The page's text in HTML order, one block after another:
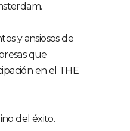
y ansiosos de
que
en el THE
del éxito.